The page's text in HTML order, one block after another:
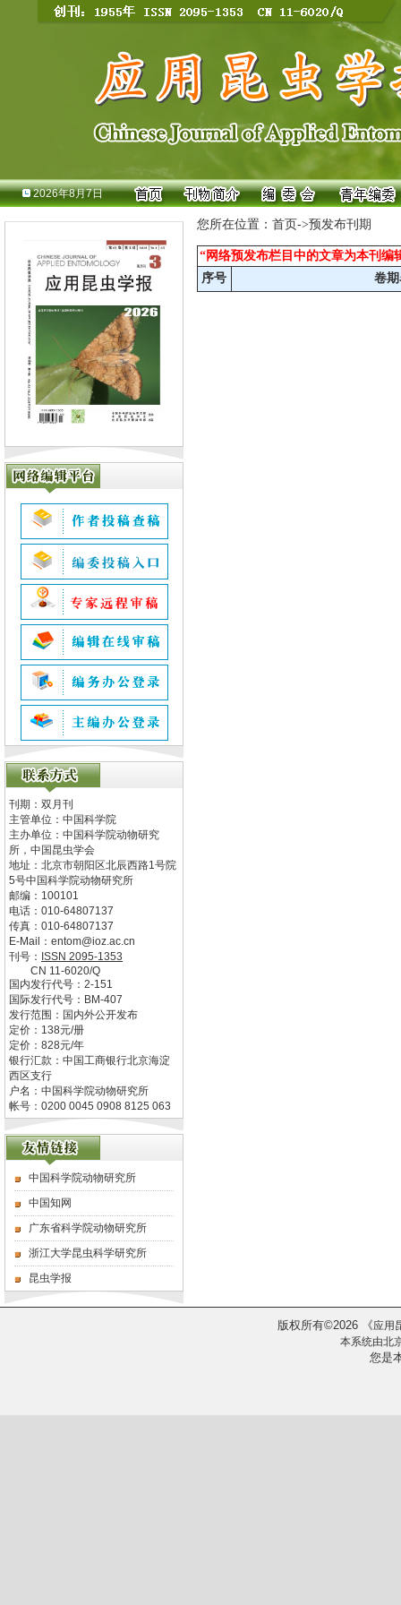
2026年8月7日
刊期：双月刊
主管单位： 中国科学院
主办单位： 中国科学院动物研究
所，中国昆虫学会
地址： 北京市朝阳区北辰西路1号院
5号中国科学院动物研究所
邮编： 100101
电话： 010-64807137
传真： 010-64807137
E-Mail： entom@ioz.ac.cn
刊号： ISSN 2095-1353
CN 11-6020/Q
国内发行代号： 2-151
国际发行代号： BM-407
发行范围：国内外公开发布
定价： 138元/册
定价： 828元/年
银行汇款：中国工商银行北京海淀
西区支行
户名：中国科学院动物研究所
帐号：0200 0045 0908 8125 063
中国科学院动物研究所
中国知网
广东省科学院动物研究所
浙江大学昆虫科学研究所
昆虫学报
您所在位置：首页->预发布刊期
“网络预发布栏目中的文章为本刊编
序号
卷
版权所有©2026 《应用
本系统由北
您是